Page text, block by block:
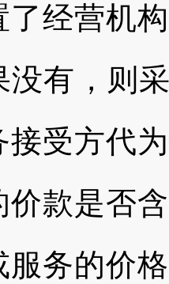
了经营机
没有，则
接受方代
价款是否
服务的价